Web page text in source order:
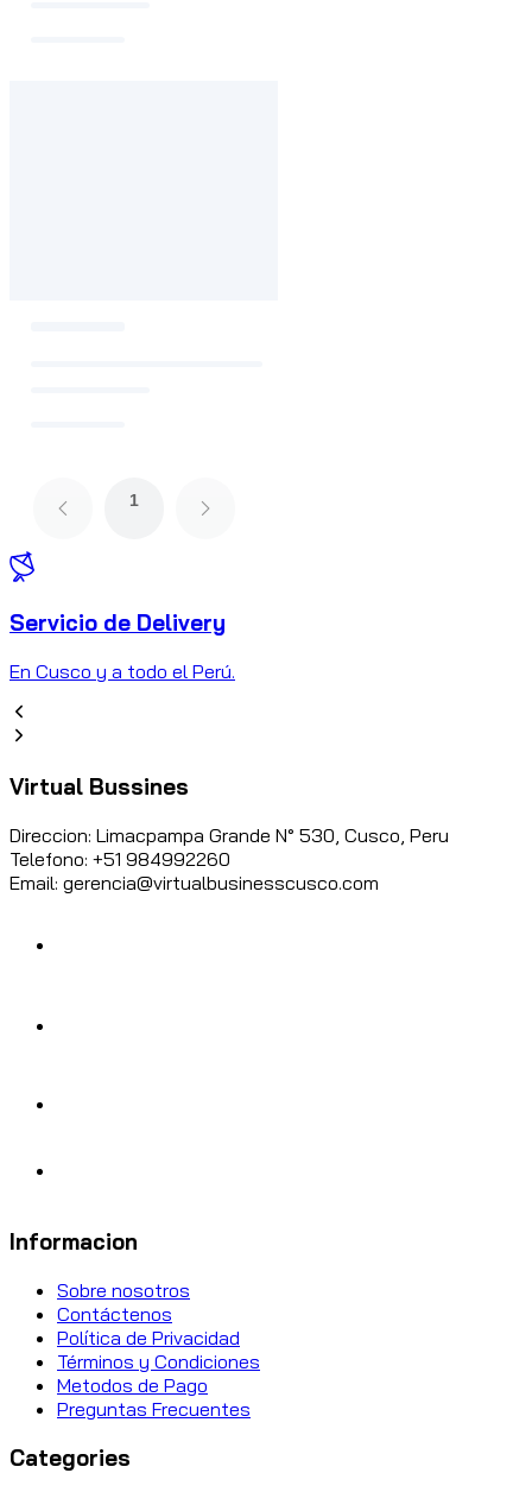
1
Servicio de Delivery
En Cusco y a todo el Perú.
Virtual Bussines
Direccion: Limacpampa Grande N° 530, Cusco, Peru
Telefono: +51 984992260
Email: gerencia@virtualbusinesscusco.com
Informacion
Sobre nosotros
Contáctenos
Política de Privacidad
Términos y Condiciones
Metodos de Pago
Preguntas Frecuentes
Categories